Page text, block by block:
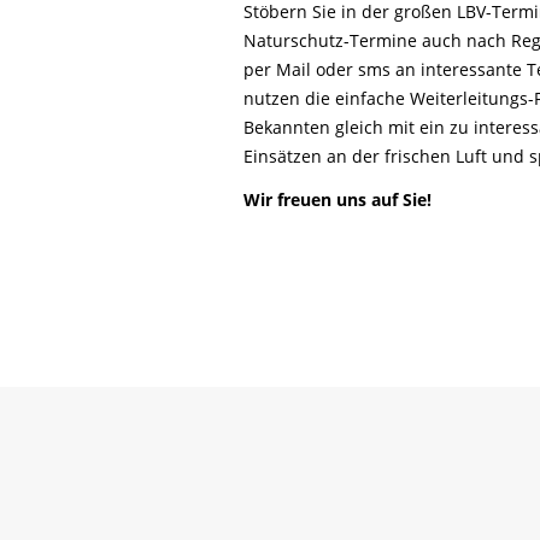
bestellen
Life-Natur-Projekte
Auffangstation
International
Stöbern Sie in der großen LBV-
Naturschutz-Termine auch nach
per Mail oder sms an interessante
nutzen die einfache
Bekannten gleich mit ein zu
Einsätzen an der frischen Luft und
Wir freuen uns auf Sie!